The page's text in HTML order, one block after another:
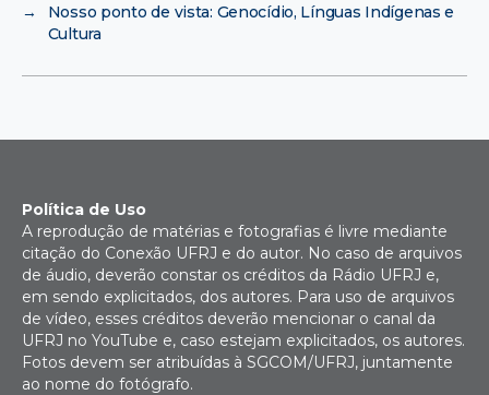
→
Nosso ponto de vista: Genocídio, Línguas Indígenas e
Cultura
Política de Uso
A reprodução de matérias e fotografias é livre mediante
citação do Conexão UFRJ e do autor. No caso de arquivos
de áudio, deverão constar os créditos da Rádio UFRJ e,
em sendo explicitados, dos autores. Para uso de arquivos
de vídeo, esses créditos deverão mencionar o canal da
UFRJ no YouTube e, caso estejam explicitados, os autores.
Fotos devem ser atribuídas à SGCOM/UFRJ, juntamente
ao nome do fotógrafo.